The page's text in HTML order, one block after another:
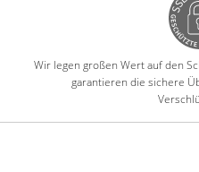
Wir legen großen Wert auf den
garantieren die sichere